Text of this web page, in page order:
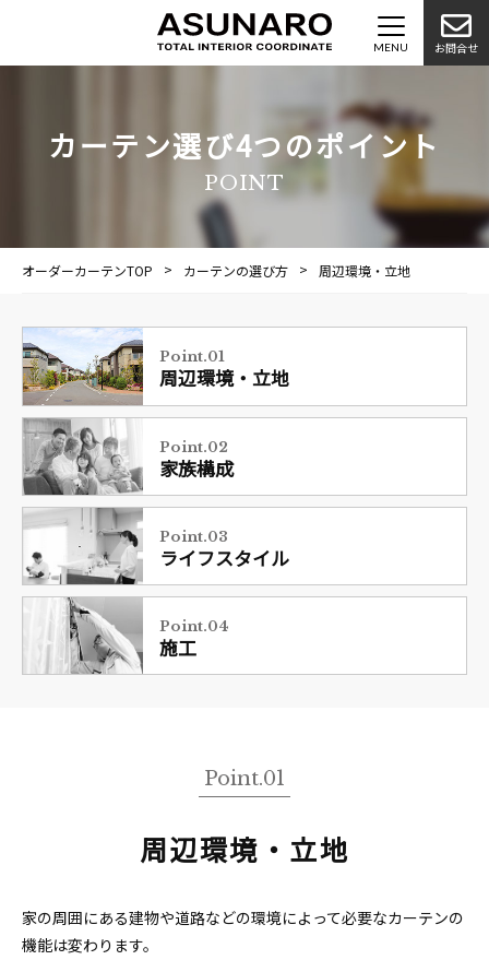
お問合せ
カーテン選び4つのポイント
POINT
オーダーカーテンTOP カーテンの選び方 周辺環境・立地
Point.01
周辺環境・立地
Point.02
家族構成
Point.03
ライフスタイル
Point.04
施工
Point.01
周辺環境・立地
家の周囲にある建物や道路などの環境によって必要なカーテンの
機能は変わります。